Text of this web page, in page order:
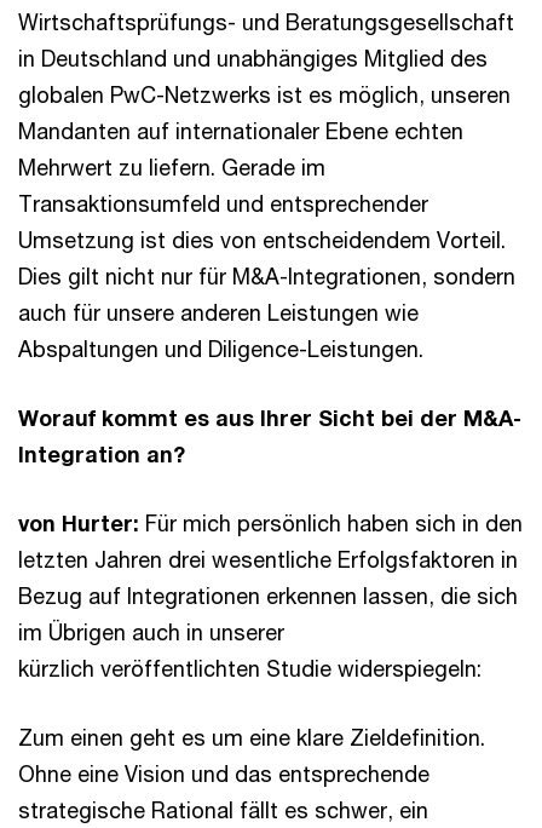
Wirtschaftsprüfungs- und Beratungsgesellschaft
in Deutschland und unabhängiges Mitglied des
globalen PwC-Netzwerks ist es möglich, unseren
Mandanten auf internationaler Ebene echten
Mehrwert zu liefern. Gerade im
Transaktionsumfeld und entsprechender
Umsetzung ist dies von entscheidendem Vorteil.
Dies gilt nicht nur für M&A-Integrationen, sondern
auch für unsere anderen Leistungen wie
Abspaltungen und Diligence-Leistungen.
Worauf kommt es aus Ihrer Sicht bei der M&A-
Integration an?
von Hurter: Für mich persönlich haben sich in den
letzten Jahren drei wesentliche Erfolgsfaktoren in
Bezug auf Integrationen erkennen lassen, die sich
im Übrigen auch in unserer
kürzlich veröffentlichten Studie widerspiegeln:
Zum einen geht es um eine klare Zieldefinition.
Ohne eine Vision und das entsprechende
strategische Rational fällt es schwer, ein